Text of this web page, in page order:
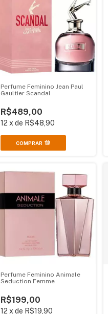
Perfume Feminino Jean Paul
Gaultier Scandal
R$489,00
12 xde R$48,90
COMPRAR
Perfume Feminino Animale
Seduction Femme
R$199,00
12 x de R$19,90